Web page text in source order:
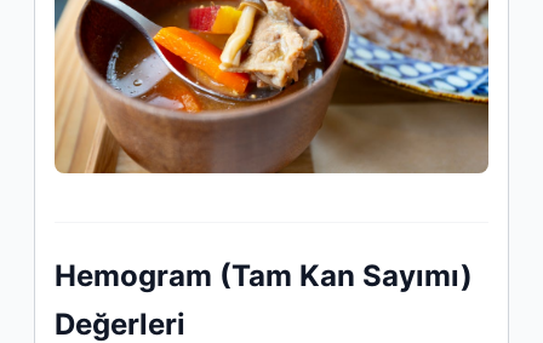
Hemogram (Tam Kan Sayımı)
Değerleri